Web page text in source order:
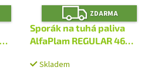
Z
D
A
R
M
ZDARMA
Sporák na tuhá paliva
AlfaPlam REGULAR 46
Skladem